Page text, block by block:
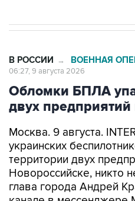
В РОССИИ → ВОЕННАЯ
06:27, 9 августа 2026
Обломки БПЛА
двух
Москва. 9 августа.
украинских
территории двух
Новороссийске, никто
глава города Андрей